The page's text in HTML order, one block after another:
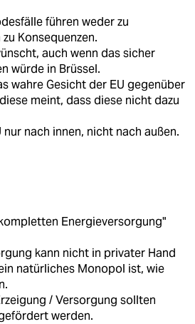
führen weder zu
Konsequenzen.
auch wenn das sicher
würde in Brüssel.
wahre Gesicht der EU gegenüber
meint, dass diese nicht dazu
nach innen, nicht nach außen.
Energieversorgung"
kann nicht in privater Hand
natürliches Monopol ist, wie
/ Versorgung sollten
werden.